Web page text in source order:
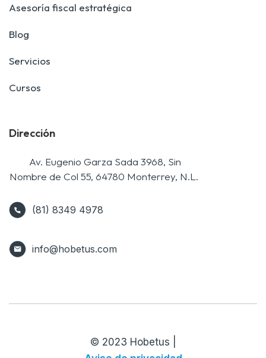
Asesoría fiscal estratégica
Blog
Servicios
Cursos
Dirección
Av. Eugenio Garza Sada 3968, Sin
Nombre de Col 55, 64780 Monterrey, N.L.
(81) 8349 4978
info@hobetus.com
© 2023 Hobetus |